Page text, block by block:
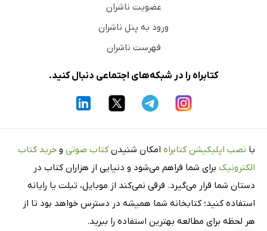
عضویت ناشران
ورود به پنل ناشران
فهرست ناشران
کتابراه را در شبکه‌های اجتماعی دنبال کنید.
با نصب اپلیکیشن کتابراه امکان شنیدن کتاب صوتی و خرید کتاب
الکترونیک برای شما فراهم می‌شود و دنیایی از هزاران کتاب در
دستان شما قرار می‌گیرد. فرقی نمی‌کند از موبایل، تبلت یا رایانه
استفاده کنید؛ کتابخانه شما همیشه در دسترس خواهد بود تا از
هر لحظه برای مطالعه بهترین استفاده را ببرید.